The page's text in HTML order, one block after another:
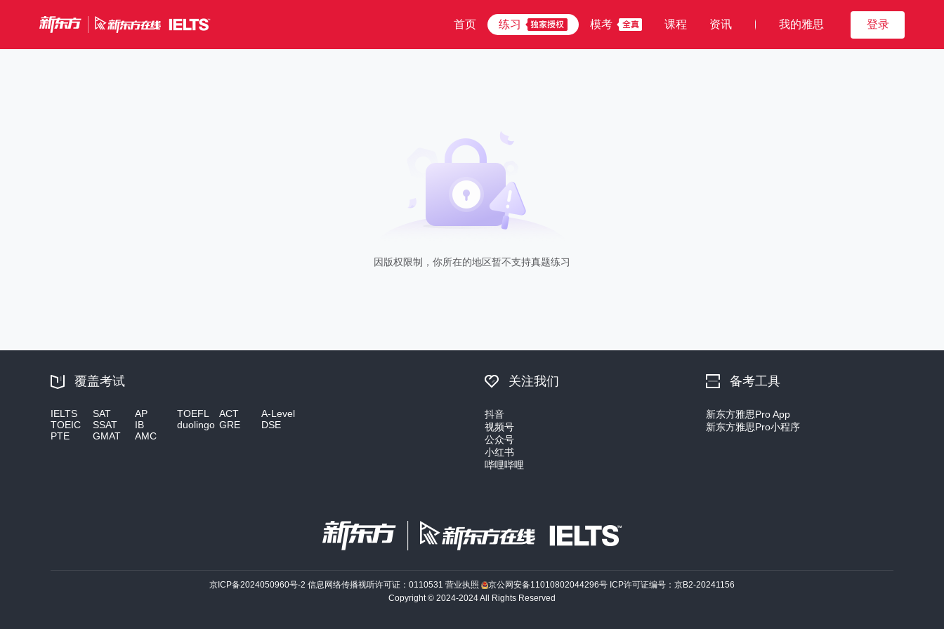
首页 练习 模考 课程 资讯 我的雅思 登录
因版权限制，你所在的地区暂不支持真题练习
覆盖考试
IELTS SAT AP TOEFL ACT
A-Level
TOEIC
SSAT IB duolingo GRE
DSE
PTE
GMAT AMC
关注我们
抖音
视频号
公众号
小红书
哔哩哔哩
备考工具
新东方雅思Pro App
新东方雅思Pro小程序
京ICP备2024050960号-2 信息网络传播视听许可证：0110531 营业执照 京公网安备11010802044296号 ICP许可证编号：京B2-20241156
Copyright © 2024-2024 All Rights Reserved